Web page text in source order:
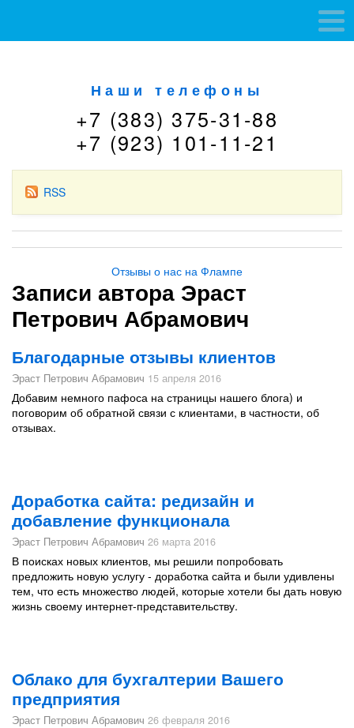
Наши телефоны
+7 (383) 375-31-88
+7 (923) 101-11-21
RSS
Отзывы о нас на Флампе
Записи автора Эраст
Петрович Абрамович
Благодарные отзывы клиентов
Эраст Петрович Абрамович 15 апреля 2016
Добавим немного пафоса на страницы нашего блога) и
поговорим об обратной связи с клиентами, в частности, об
отзывах.
Доработка сайта: редизайн и
добавление функционала
Эраст Петрович Абрамович 26 марта 2016
В поисках новых клиентов, мы решили попробовать
предложить новую услугу - доработка сайта и были удивлены
тем, что есть множество людей, которые хотели бы дать новую
жизнь своему интернет-представительству.
Облако для бухгалтерии Вашего
предприятия
Эраст Петрович Абрамович 26 февраля 2016